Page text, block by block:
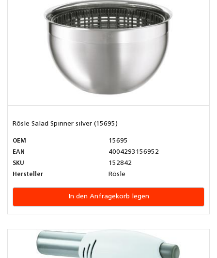
Rösle Salad Spinner silver (15695)
OEM
15695
EAN
4004293156952
SKU
152842
Hersteller
Rösle
In den Anfragekorb legen